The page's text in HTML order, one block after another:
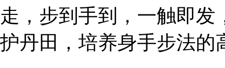
走，步到手到，一触即
护丹田，培养身手步法的